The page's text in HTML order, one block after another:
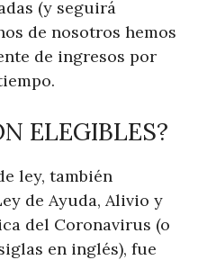
(y seguirá
de nosotros hemos
de ingresos por
ELEGIBLES?
ley, también
de Ayuda, Alivio y
del Coronavirus (o
en inglés), fue